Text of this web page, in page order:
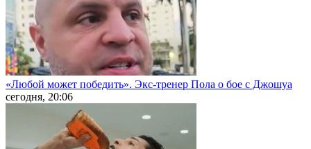
«Любой может победить». Экс-тренер Пола о бое с Джошуа
сегодня, 20:06